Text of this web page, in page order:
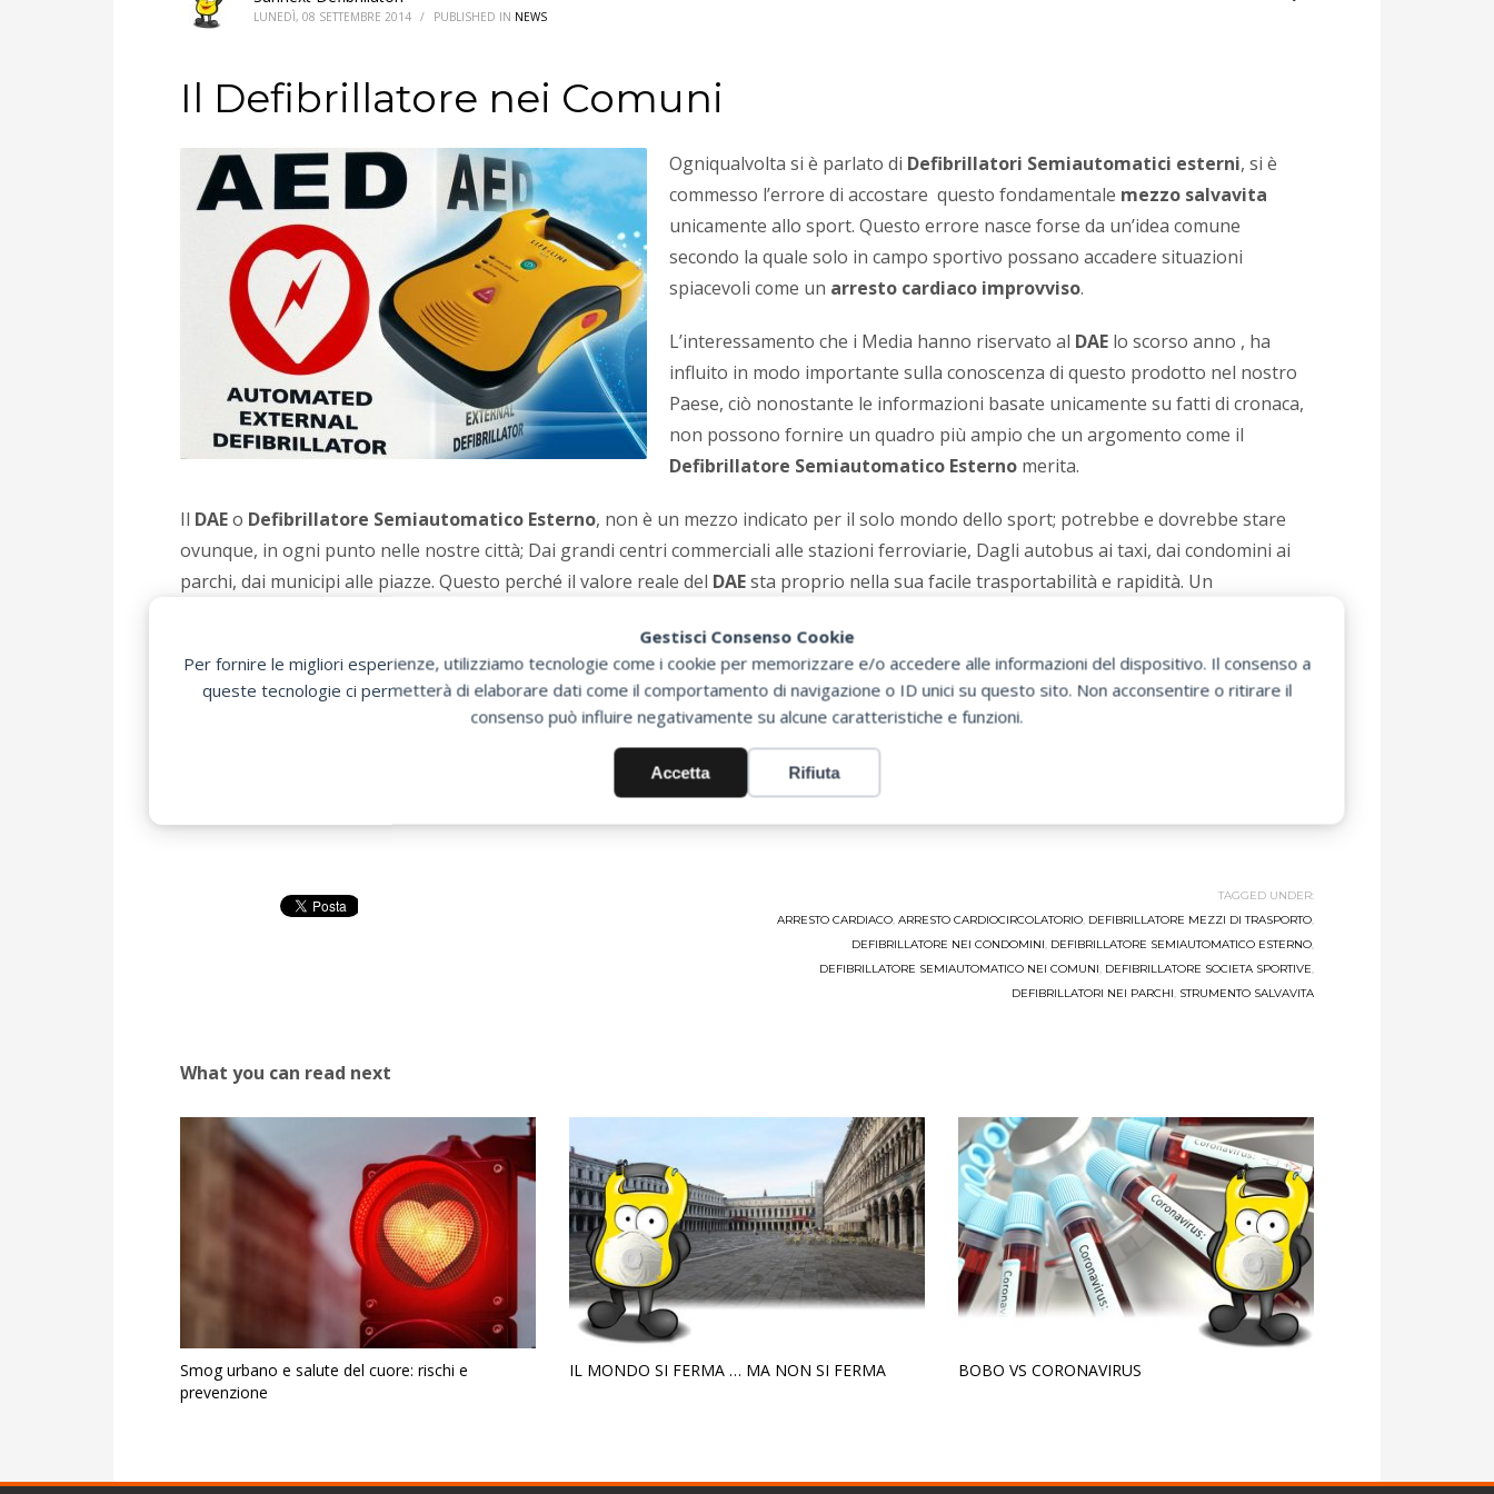
Gestisci Consenso Cookie
Per fornire le migliori esperienze, utilizziamo tecnologie come i cookie per memorizzare e/o accedere alle informazioni del dispositivo. Il consenso a
queste tecnologie ci permetterà di elaborare dati come il comportamento di navigazione o ID unici su questo sito. Non acconsentire o ritirare il
consenso può influire negativamente su alcune caratteristiche e funzioni.
Accetta Rifiuta
LUNEDÌ, 08 SETTEMBRE 2014 / PUBLISHED IN NEWS
Il Defibrillatore nei Comuni
Ogniqualvolta si è parlato di Defibrillatori Semiautomatici esterni, si è
commesso l’errore di accostare questo fondamentale mezzo salvavita
unicamente allo sport. Questo errore nasce forse da un’idea comune
secondo la quale solo in campo sportivo possano accadere situazioni
spiacevoli come un arresto cardiaco improvviso.
L’interessamento che i Media hanno riservato al DAE lo scorso anno , ha
influito in modo importante sulla conoscenza di questo prodotto nel nostro
Paese, ciò nonostante le informazioni basate unicamente su fatti di cronaca,
non possono fornire un quadro più ampio che un argomento come il
Defibrillatore Semiautomatico Esterno merita.
Il DAEo Defibrillatore Semiautomatico Esterno, non è un mezzo indicato per il solo mondo dello sport; potrebbe e dovrebbe stare
ovunque, in ogni punto nelle nostre città; Dai grandi centri commerciali alle stazioni ferroviarie, Dagli autobus ai taxi, dai condomini ai
parchi, dai municipi alle piazze. Questo perché il valore reale del DAEsta proprio nella sua facile trasportabilità e rapidità. Un
Perché quindi limitarsi ad inserire ilDAEsolo nei centri sportivi, privandoci della possibilità di mettere in sicurezza noi ed i nostri cari.
Certo è importante ed innovativo l’obbligo di inserirlo in luoghi dove si pratica più facilmente lo sforzo fisico, ma sappiamo tutti che
gran parte delle persone che ogni anno muoiono a causa di arresto cardiaco, ne sono vittima tra le mura domestiche o per strada.
Il consiglio è quello di richiedere al proprio comune di riferimento di dotarsi diDefibrillatore Semiautomatico Esterno
TAGGED UNDER:
ARRESTO CARDIACO, ARRESTO CARDIOCIRCOLATORIO, DEFIBRILLATORE MEZZI DI TRASPORTO,
DEFIBRILLATORE NEI CONDOMINI, DEFIBRILLATORE SEMIAUTOMATICO ESTERNO,
DEFIBRILLATORE SEMIAUTOMATICO NEI COMUNI, DEFIBRILLATORE SOCIETA SPORTIVE,
DEFIBRILLATORI NEI PARCHI, STRUMENTO SALVAVITA
What you can read next
Smog urbano e salute del cuore: rischi e
prevenzione
IL MONDO SI FERMA … MA NON SI FERMA BOBO VS CORONAVIRUS